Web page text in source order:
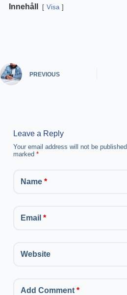
Innehåll Visa
PREVIOUS
Leave a Reply
Your email address will not be published.
marked *
Name*
Email *
Website
Add Comment*